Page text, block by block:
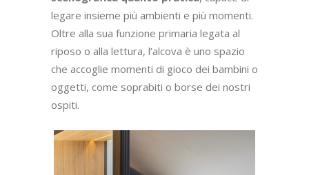
Gypsum
. Il piacevole effetto ondulato in
rilievo è valorizzato dall’azzurro ceruleo,
una sfumatura di colore che è stata ripresa
anche
a cui
l’alcova dà accesso.
Questa grande nicchia, di fatto, “annuncia”
cromaticamente e funzionalmente il salotto.
È infatti una
scenografica quanto pratica